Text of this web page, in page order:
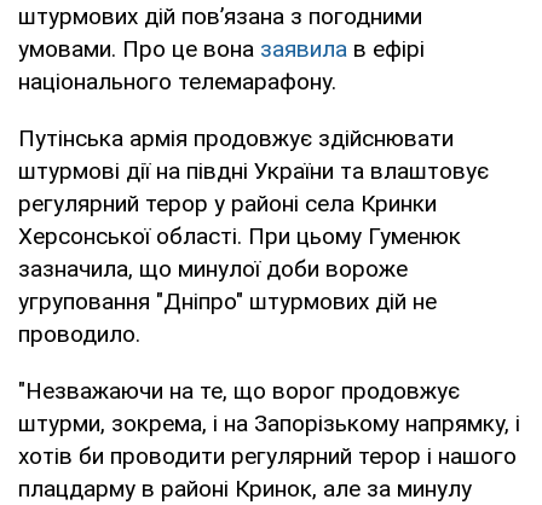
штурмових дій пов’язана з погодними
умовами. Про це вона заявила в ефірі
національного телемарафону.
Путінська армія продовжує здійснювати
штурмові дії на півдні України та влаштовує
регулярний терор у районі села Кринки
Херсонської області. При цьому Гуменюк
зазначила, що минулої доби вороже
угруповання "Дніпро" штурмових дій не
проводило.
"Незважаючи на те, що ворог продовжує
штурми, зокрема, і на Запорізькому напрямку, і
хотів би проводити регулярний терор і нашого
плацдарму в районі Кринок, але за минулу